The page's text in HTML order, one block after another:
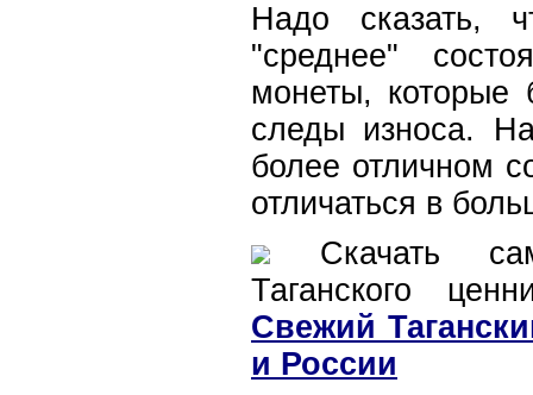
Надо сказать,
"среднее"
монеты,
следы износа.
более отличном
отличаться в
Скачать
Таганского
Свежий
и России